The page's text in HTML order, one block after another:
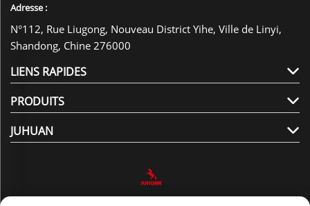
Adresse :
N°112, Rue Liugong, Nouveau District Yihe, Ville de Linyi,
Shandong, Chine 276000
LIENS RAPIDES
PRODUITS
JUHUAN